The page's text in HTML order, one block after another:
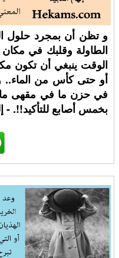
و تظن أن بمجرد حلول
الطاولة وقلبك في
الوقت ينبغي أن تكون
أو حتى كأس من الماء..
في حزن ما في مقهى ما
بخمس أصابع للتأكيد!!. -